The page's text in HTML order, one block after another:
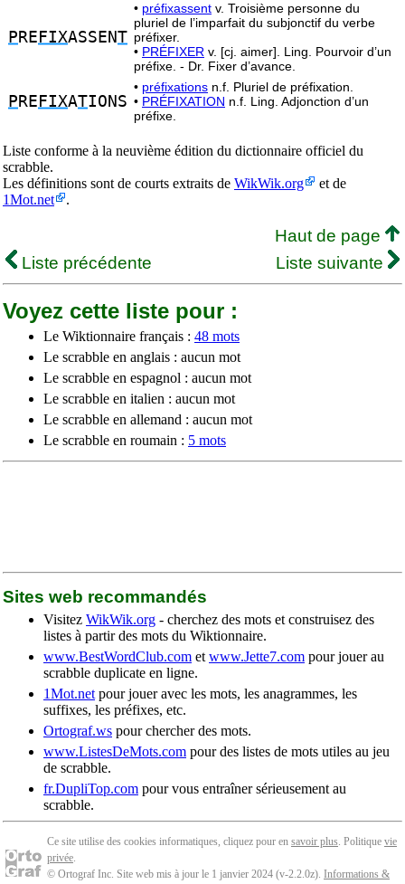
P RE FIXASSENT
• préfixassent v. Troisième personne du
pluriel de l’imparfait du subjonctif du verbe
préfixer.
• PRÉFIXER v. [cj. aimer]. Ling. Pourvoir d’un
préfixe. - Dr. Fixer d’avance.
P RE FIXATIONS
• préfixations n.f. Pluriel de préfixation.
• PRÉFIXATION n.f. Ling. Adjonction d’un
préfixe.
Liste conforme à la neuvième édition du dictionnaire officiel du
scrabble.
Les définitions sont de courts extraits de WikWik.org
et de
1Mot.net
.
Haut de page
Liste précédente
Liste suivante
Voyez cette liste pour :
Le Wiktionnaire français : 48 mots
Le scrabble en anglais : aucun mot
Le scrabble en espagnol : aucun mot
Le scrabble en italien : aucun mot
Le scrabble en allemand : aucun mot
Le scrabble en roumain : 5 mots
Sites web recommandés
Visitez WikWik.org - cherchez des mots et construisez des
listes à partir des mots du Wiktionnaire.
www.BestWordClub.com et www.Jette7.com pour jouer au
scrabble duplicate en ligne.
1Mot.net pour jouer avec les mots, les anagrammes, les
suffixes, les préfixes, etc.
Ortograf.ws pour chercher des mots.
www.ListesDeMots.com pour des listes de mots utiles au jeu
de scrabble.
fr.DupliTop.com pour vous entraîner sérieusement au
scrabble.
Ce site utilise des cookies informatiques, cliquez pour en savoir plus. Politique vie
privée.
© Ortograf Inc. Site web mis à jour le 1 janvier 2024 (v-2.2.0z). Informations &